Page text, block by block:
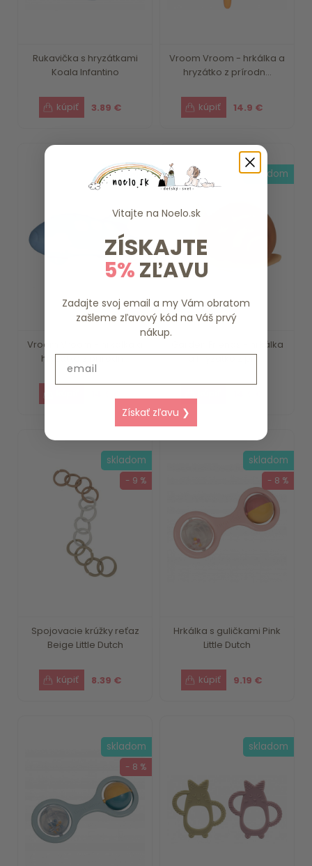
Rukavička s hryzátkami
Koala Infantino
3.89 €
Vroom Vroom - hrkálka a
hryzátko z prírodn...
14.9 €
Vroom Vroom - hrkálka a
hryzátko z prírodn...
skladom
Garden Friends - hrkálka
a hryzátko z prír...
skladom
Spojovacie krúžky reťaz
Beige Little Dutch
8.39 €
skladom
- 9 %
Hrkálka s guličkami Pink
Little Dutch
9.19 €
skladom
- 8 %
skladom
- 8 %
skladom
Vitajte na Noelo.sk
ZÍSKAJTE
5%ZĽAVU
Zadajte svoj email a my Vám obratom
zašleme zľavový kód na Váš prvý
nákup.
Získať zľavu ❯